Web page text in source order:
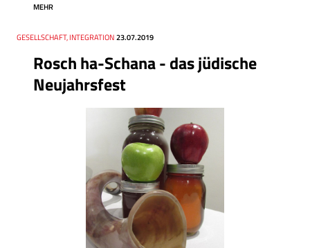
MEHR
Rosch ha-Schana - das jüdische
Neujahrsfest
Thema
GESELLSCHAFT, INTEGRATION
Datum 23.07.2019